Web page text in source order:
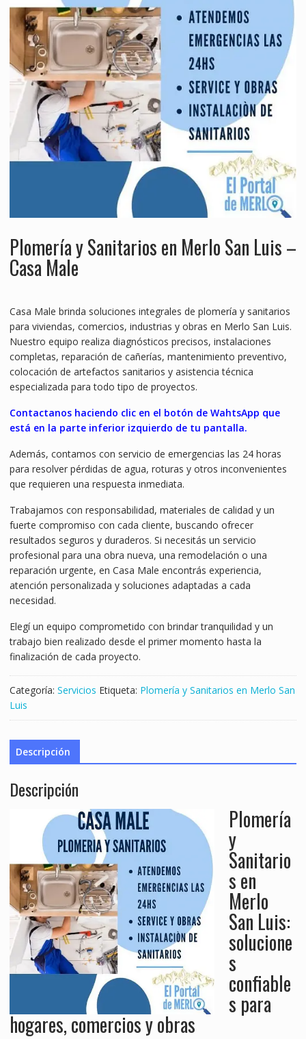
Plomería y Sanitarios en Merlo San Luis –
Casa Male
Casa Male brinda soluciones integrales de plomería y sanitarios
para viviendas, comercios, industrias y obras en Merlo San Luis.
Nuestro equipo realiza diagnósticos precisos, instalaciones
completas, reparación de cañerías, mantenimiento preventivo,
colocación de artefactos sanitarios y asistencia técnica
especializada para todo tipo de proyectos.
Contactanos haciendo clic en el botón de WahtsApp que
está en la parte inferior izquierdo de tu pantalla.
Además, contamos con servicio de emergencias las 24 horas
para resolver pérdidas de agua, roturas y otros inconvenientes
que requieren una respuesta inmediata.
Trabajamos con responsabilidad, materiales de calidad y un
fuerte compromiso con cada cliente, buscando ofrecer
resultados seguros y duraderos. Si necesitás un servicio
profesional para una obra nueva, una remodelación o una
reparación urgente, en Casa Male encontrás experiencia,
atención personalizada y soluciones adaptadas a cada
necesidad.
Elegí un equipo comprometido con brindar tranquilidad y un
trabajo bien realizado desde el primer momento hasta la
finalización de cada proyecto.
Categoría: Servicios Etiqueta: Plomería y Sanitarios en Merlo San
Luis
Descripción
Descripción
Plomería
y
Sanitario
s en
Merlo
San Luis:
solucione
s
confiable
s para
hogares, comercios y obras